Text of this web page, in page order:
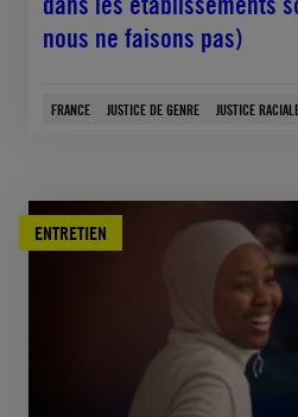
nous ne faisons pas)
FRANCE JUSTICE DE GENRE JUSTICE
ENTRETIEN